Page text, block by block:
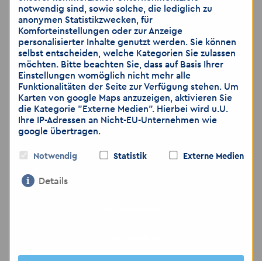
Tel.: 03641 3470230
Mobil: 0174 6143753
E-Mail:franka.arndt@ akzent-personal.de
Hinweis: Wir weisen darauf hin, dass die
Übermittlung von personenbezogenen Daten
über E-Mail als unsicher eingestuft wird. Bitte
achten Sie darauf, dass Sie lediglich dann
Bewerbungsunterlagen per E-Mail zusenden,
Gerne können Sie weitere Unterlagen, wie zum
Beispiel medizinische Gutachten, ärztliche
Bescheinigungen, die Sie nicht per E-Mail
notwendig sind, sowie solche, die lediglich zu
anonymen Statistikzwecken, für
Komforteinstellungen oder zur Anzeige
personalisierter Inhalte genutzt werden. Sie können
selbst entscheiden, welche Kategorien Sie zulassen
möchten. Bitte beachten Sie, dass auf Basis Ihrer
Einstellungen womöglich nicht mehr alle
Funktionalitäten der Seite zur Verfügung stehen. Um
Karten von google Maps anzuzeigen, aktivieren Sie
die Kategorie "Externe Medien". Hierbei wird u.U.
Ihre IP-Adressen an Nicht-EU-Unternehmen wie
google übertragen.
Notwendig Statistik Externe Medien
Details